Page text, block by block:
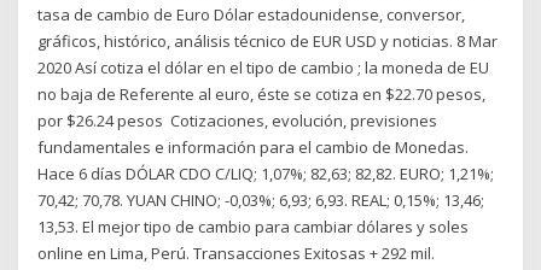
tasa de cambio de Euro Dólar estadounidense, conversor,
gráficos, histórico, análisis técnico de EUR USD y noticias. 8 Mar
2020 Así cotiza el dólar en el tipo de cambio ; la moneda de EU
no baja de Referente al euro, éste se cotiza en $22.70 pesos,
por $26.24 pesos Cotizaciones, evolución, previsiones
fundamentales e información para el cambio de Monedas.
Hace 6 días DÓLAR CDO C/LIQ; 1,07%; 82,63; 82,82. EURO; 1,21%;
70,42; 70,78. YUAN CHINO; -0,03%; 6,93; 6,93. REAL; 0,15%; 13,46;
13,53. El mejor tipo de cambio para cambiar dólares y soles
online en Lima, Perú. Transacciones Exitosas + 292 mil.